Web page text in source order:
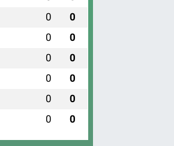
0 0
0 0
0 0
0 0
0 0
0 0